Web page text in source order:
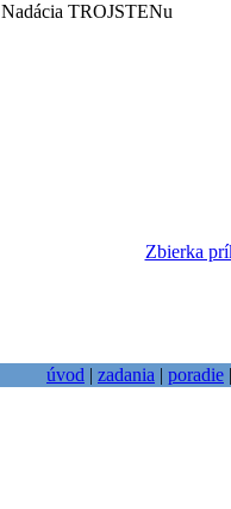
Nadácia TROJSTENu
Zbierka
úvod | zadania | poradie